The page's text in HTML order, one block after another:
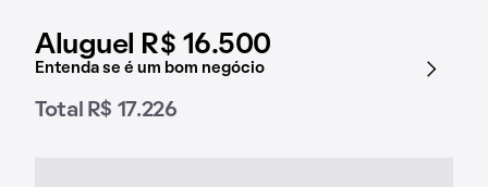
Aluguel R$ 16.500
Entenda se é um bom negócio
Total R$ 17.226